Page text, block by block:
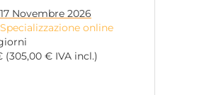
Novembre 2026
Specializzazione online
€ IVA incl.)